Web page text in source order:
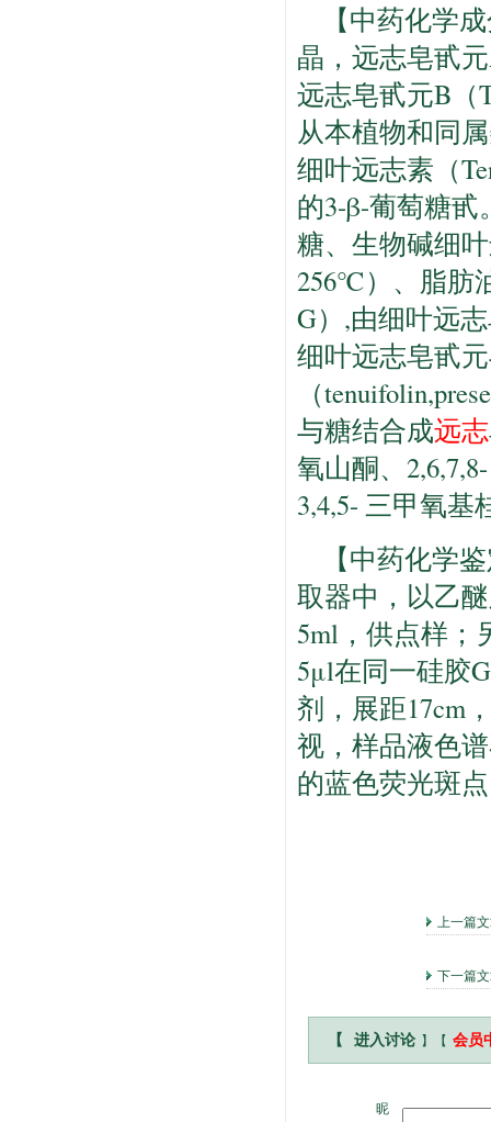
【中药化学
晶，远志皂甙
远志皂甙元B（
从本植物和同
细叶远志素（
的3-β-葡萄糖甙
糖、生物碱细
256℃）、脂肪
G）,由细叶远
细叶远志皂甙
（
与糖结合成远志
氧山酮、
3,4,5- 三甲氧基
【中药化学
取器中，以乙
5ml，供点样；
5μl在同一硅胶
剂，展距17cm
视，样品液色
的蓝色荧光斑
上一篇
下一篇
【 进入讨论 】【 会员
昵